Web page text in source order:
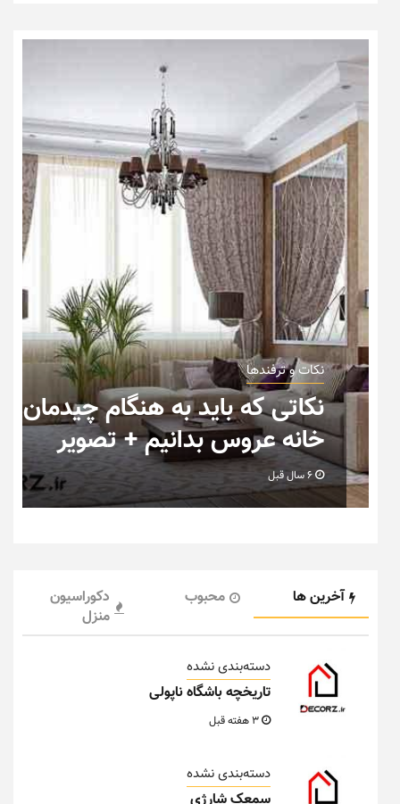
نکات و ترفندها
نکاتی که باید به هنگام چیدمان
خانه عروس بدانیم + تصویر
آخرین ها محبوب
دکوراسیون
منزل
دسته‌بندی نشده
تاریخچه باشگاه ناپولی
دسته‌بندی نشده